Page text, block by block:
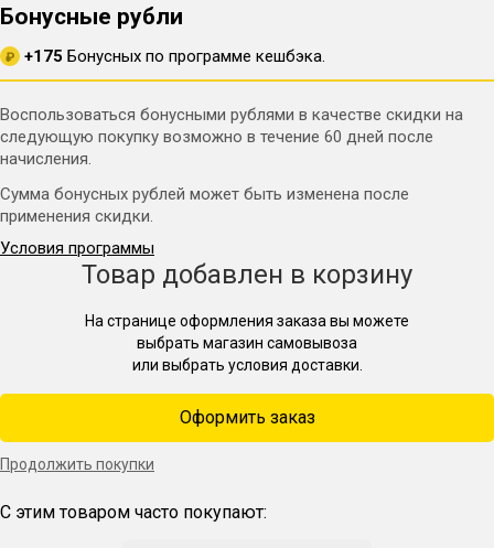
Заглушка под кламп 2 дюйма — 1 шт.
Уплотнение байонета — 1 шт.
Резинка декоративная — 1 шт.
Колпачок ручки — 2 шт.
Ниппель термометра — 1 шт.
Клапан предохранительный — 1 шт.
Манометр — 1 шт.
Термометр цифровой — 1 шт.
Уплотнение для клампа 2 дюйма — 2 шт.
Инструкция — 1 шт.
Бонусные рубли
₽ +175 Бонусных по программе кешбэка.
Воспользоваться бонусными рублями в качестве скидки на
следующую покупку возможно в течение 60 дней после
начисления.
Сумма бонусных рублей может быть изменена после
применения скидки.
Условия программы
Товар добавлен в корзину
На странице оформления заказа вы можете
выбрать магазин самовывоза
или выбрать условия доставки.
Оформить заказ
Продолжить покупки
С этим товаром часто покупают: